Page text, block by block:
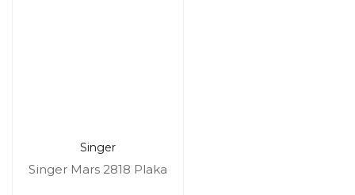
Singer
Singer Mars 2818 Plaka